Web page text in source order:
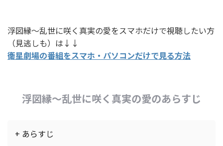
浮図縁～乱世に咲く真実の愛をスマホだけで視聴したい方
（見逃しも）は↓↓
衛星劇場の番組をスマホ・パソコンだけで見る方法
浮図縁～乱世に咲く真実の愛のあらすじ
+ あらすじ